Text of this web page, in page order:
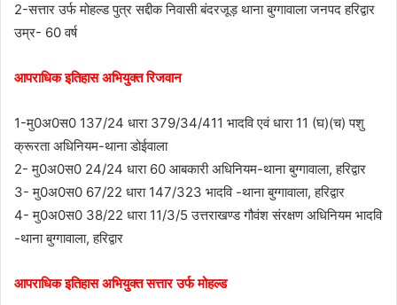
2-सत्तार उर्फ मोहल्ड पुत्र सद्दीक निवासी बंदरजूड़ थाना बुग्गावाला जनपद हरिद्वार
उम्र- 60 वर्ष
आपराधिक इतिहास अभियुक्त रिजवान
1-मु0अ0स0 137/24 धारा 379/34/411 भादवि एवं धारा 11 (घ)(च) पशु
क्रूरता अधिनियम-थाना डोईवाला
2- मु0अ0स0 24/24 धारा 60 आबकारी अधिनियम-थाना बुग्गावाला, हरिद्वार
3- मु0अ0स0 67/22 धारा 147/323 भादवि -थाना बुग्गावाला, हरिद्वार
4- मु0अ0स0 38/22 धारा 11/3/5 उत्तराखण्ड गौवंश संरक्षण अधिनियम भादवि
-थाना बुग्गावाला, हरिद्वार
आपराधिक इतिहास अभियुक्त सत्तार उर्फ मोहल्ड